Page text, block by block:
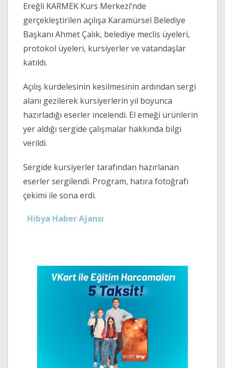
Ereğli KARMEK Kurs Merkezi’nde
gerçekleştirilen açılışa Karamürsel Belediye
Başkanı Ahmet Çalık, belediye meclis üyeleri,
protokol üyeleri, kursiyerler ve vatandaşlar
katıldı.
Açılış kurdelesinin kesilmesinin ardından sergi
alanı gezilerek kursiyerlerin yıl boyunca
hazırladığı eserler incelendi. El emeği ürünlerin
yer aldığı sergide çalışmalar hakkında bilgi
verildi.
Sergide kursiyerler tarafından hazırlanan
eserler sergilendi. Program, hatıra fotoğrafı
çekimi ile sona erdi.
Hibya Haber Ajansı